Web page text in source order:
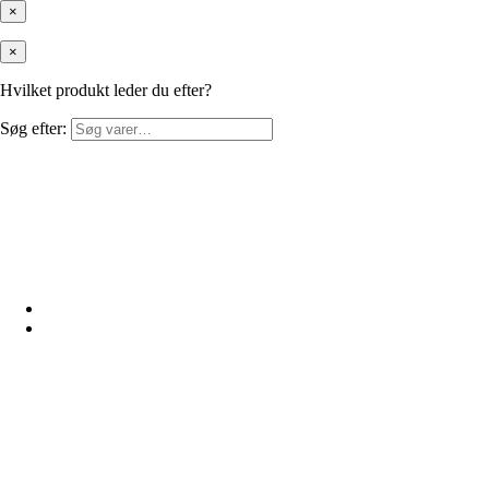
×
×
Hvilket produkt leder du efter?
Søg efter: